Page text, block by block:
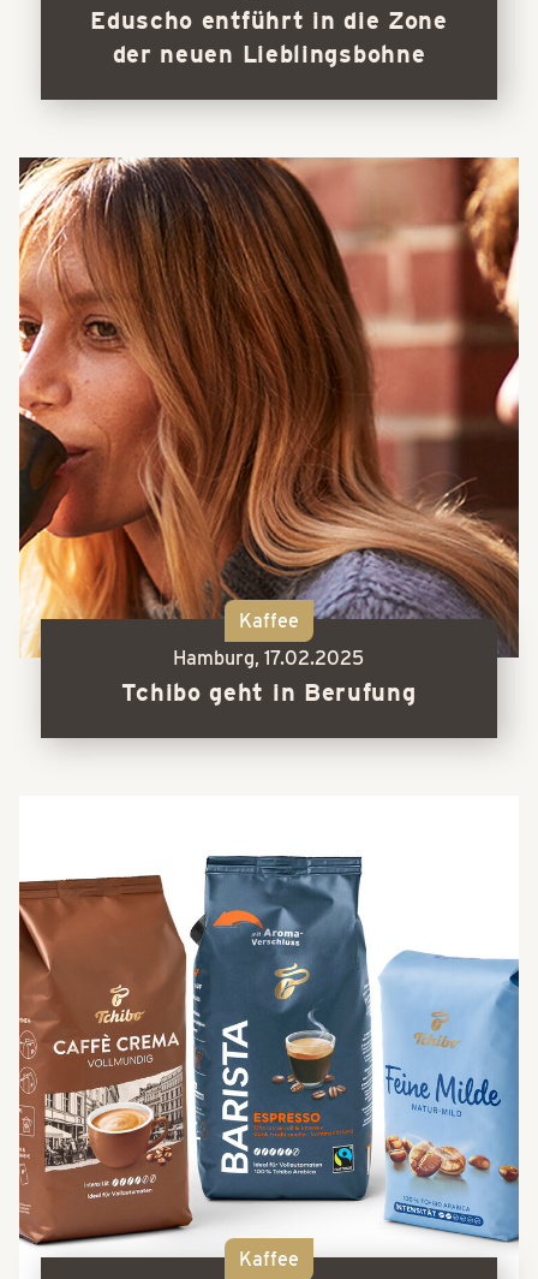
Eduscho entführt in die Zone
der neuen Lieblingsbohne
Kaffee
Hamburg,17.02.2025
Tchibo geht in Berufung
Kaffee